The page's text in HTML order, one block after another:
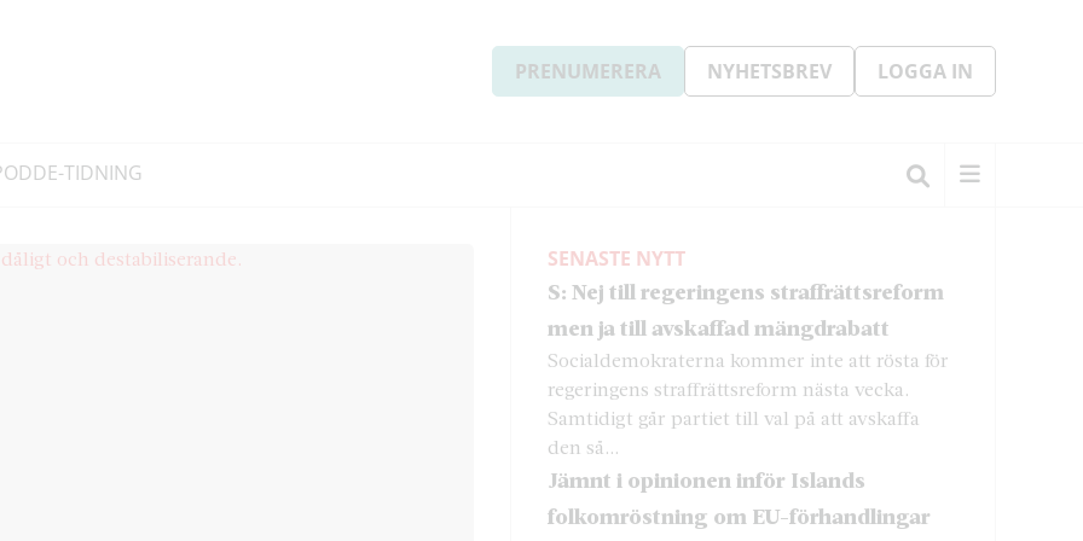
PRENUMERERA NYHETSBREV LOGGA IN
E-TIDNING
SENASTE NYTT
S: Nej till regeringens straffrättsreform
men ja till avskaffad mängdrabatt
Socialdemokraterna kommer inte att rösta för
regeringens straffrättsreform nästa vecka.
Samtidigt går partiet till val på att avskaffa
den så...
Jämnt i opinionen inför Islands
folkomröstning om EU-förhandlingar